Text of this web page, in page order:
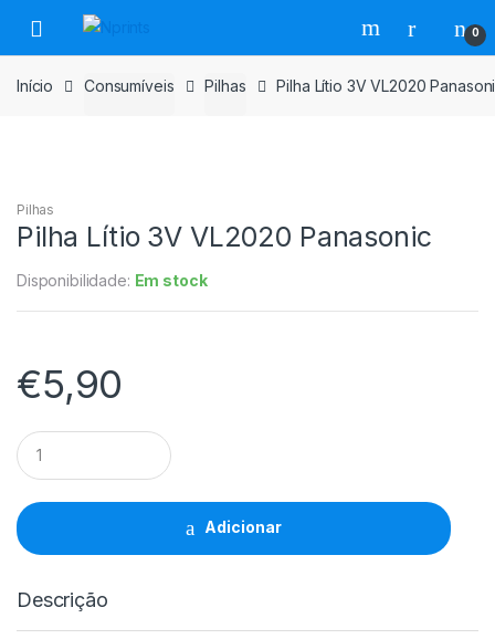
para
navegação
para
o
conteúdo
0
Início Consumíveis Pilhas Pilha Lítio 3V VL2020
Pilhas
Pilha Lítio 3V VL2020 Panasonic
Disponibilidade: Em stock
€5,90
Pilha
Lítio
3V
VL2020
Panasonic
quantidade
Adicionar
Descrição